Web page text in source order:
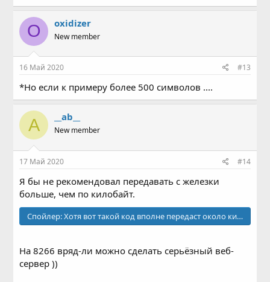
O oxidizer
New member
16 Май 2020 #13
*Но если к примеру более 500 символов ....
A __ab__
New member
17 Май 2020 #14
Я бы не рекомендовал передавать с железки
больше, чем по килобайт.
Спойлер:Хотя вот такой код вполне передаст около килобайта
На 8266 вряд-ли можно сделать серьёзный веб-
сервер ))